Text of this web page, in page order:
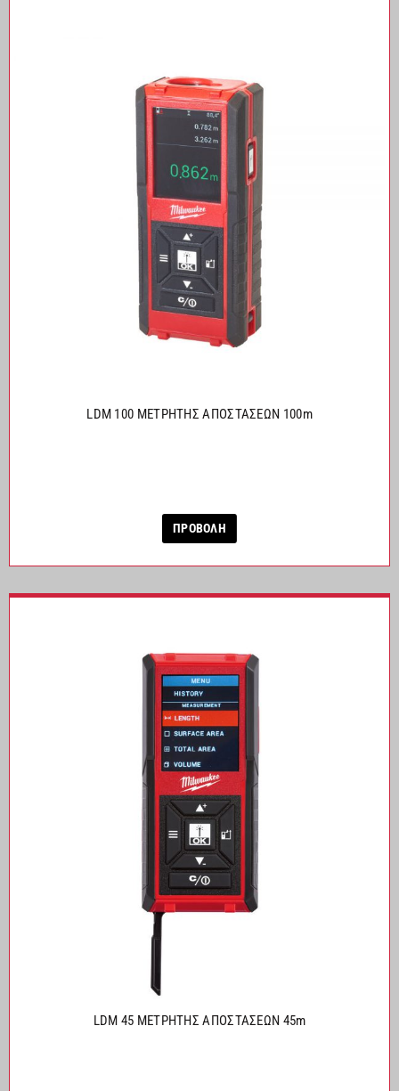
LDM 100 ΜΕΤΡΗΤΗΣ ΑΠΟΣΤΑΣΕΩΝ 100m
ΠΡΟΒΟΛΗ
LDM 45 ΜΕΤΡΗΤΗΣ ΑΠΟΣΤΑΣΕΩΝ 45m